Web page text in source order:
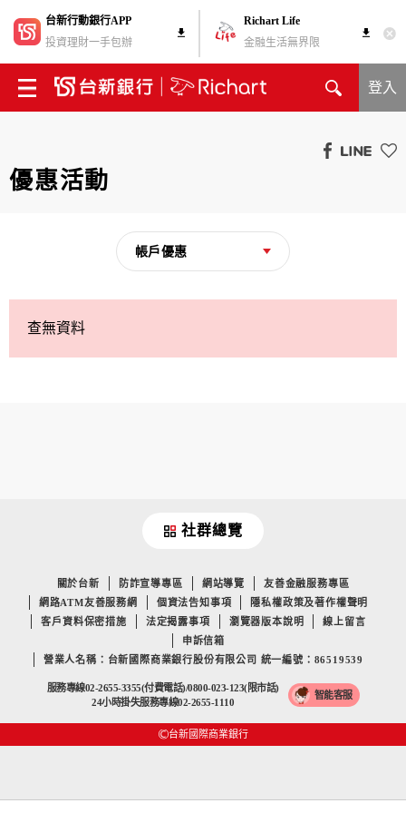
台新行動銀行APP
投資理財一手包辦
Richart Life
金融生活無界限
登入
優惠活動
帳戶優惠
查無資料
社群總覽
關於台新 防詐宣導專區 網站導覽
友善金融服務專區
網路ATM友善服務網
個資法告知事項
隱私權政策及著作權聲明
客戶資料保密措施
法定揭露事項 瀏覽器版本說明
線上留言
申訴信箱
營業人名稱：台新國際商業銀行股份有限公司 統一編號：86519539
服務專線02-2655-3355(付費電話)/0800-023-123(限市話)
24小時掛失服務專線02-2655-1110
智能客服
台新國際商業銀行